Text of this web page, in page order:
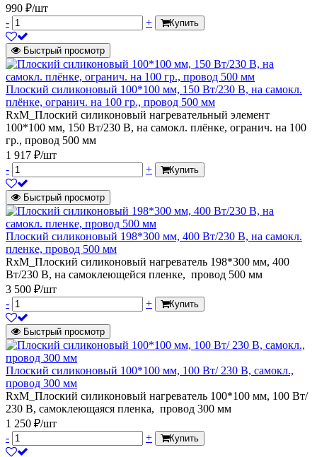
990 ₽/шт
-
+ Купить
Быстрый просмотр
Плоский силиконовый 100*100 мм, 150 Вт/230 В, на самокл.
плёнке, огранич. на 100 гр., провод 500 мм
RxM_Плоский силиконовый нагревательный элемент
100*100 мм, 150 Вт/230 В, на самокл. плёнке, огранич. на 100
гр., провод 500 мм
1 917 ₽/шт
-
+ Купить
Быстрый просмотр
Плоский силиконовый 198*300 мм, 400 Вт/230 В, на самокл.
пленке, провод 500 мм
RxM_Плоский силиконовый нагреватель 198*300 мм, 400
Вт/230 В, на самоклеющейся пленке, провод 500 мм
3 500 ₽/шт
-
+ Купить
Быстрый просмотр
Плоский силиконовый 100*100 мм, 100 Вт/ 230 В, самокл.,
провод 300 мм
RxM_Плоский силиконовый нагреватель 100*100 мм, 100 Вт/
230 В, самоклеющаяся пленка, провод 300 мм
1 250 ₽/шт
-
+ Купить